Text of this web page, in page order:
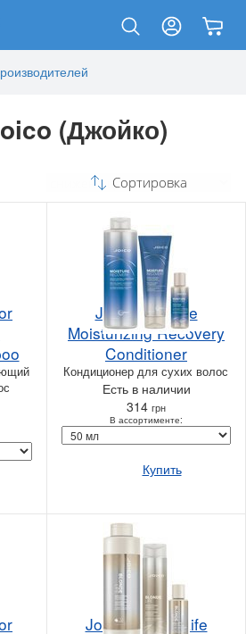
(Джойко)
Сортировка
Joico Moisture
Moisturizing Recovery
Conditioner
Кондиционер для сухих волос
Есть в наличии
314 грн
В ассортименте:
Купить
Joico Blonde Life